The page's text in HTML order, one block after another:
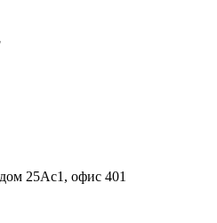
25Аc1, офис 401